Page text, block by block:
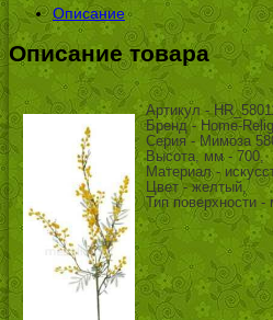
Описание
Описание товара
Артикул -
Бренд - Home-
Серия - Мимоза
Высота, мм - 700,
Материал -
Цвет - желтый,
Тип поверхности -